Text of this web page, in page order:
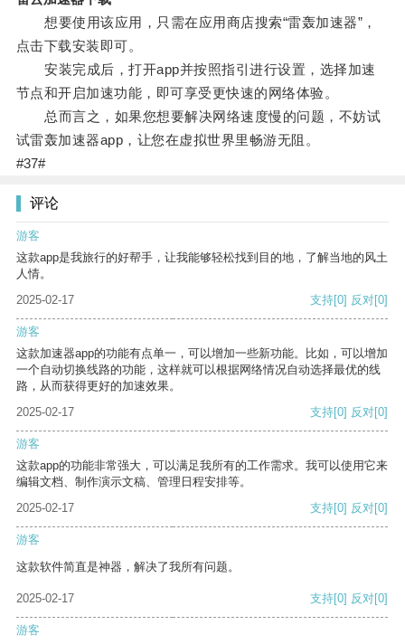
想要使用该应用，只需在应用商店搜索“雷轰加速器”，
点击下载安装即可。
安装完成后，打开app并按照指引进行设置，选择加速
节点和开启加速功能，即可享受更快速的网络体验。
总而言之，如果您想要解决网络速度慢的问题，不妨试
试雷轰加速器app，让您在虚拟世界里畅游无阻。
#37#
评论
游客
这款app是我旅行的好帮手，让我能够轻松找到目的地，了解当地的风土
人情。
2025-02-17
支持[0] 反对[0]
游客
这款加速器app的功能有点单一，可以增加一些新功能。比如，可以增加
一个自动切换线路的功能，这样就可以根据网络情况自动选择最优的线
路，从而获得更好的加速效果。
2025-02-17
支持[0] 反对[0]
游客
这款app的功能非常强大，可以满足我所有的工作需求。我可以使用它来
编辑文档、制作演示文稿、管理日程安排等。
2025-02-17
支持[0] 反对[0]
游客
这款软件简直是神器，解决了我所有问题。
2025-02-17 支持[0] 反对[0]
游客